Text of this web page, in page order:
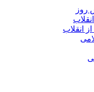
روز
انقلاب